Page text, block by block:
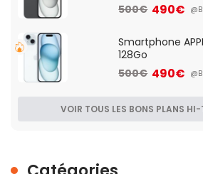
500€ 490€
Smartphone
128Go
500€ 490€
VOIR TOUS LES BONS PLANS HI-